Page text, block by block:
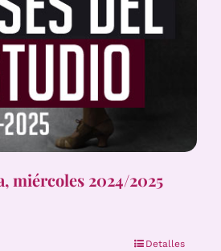
miércoles 2024/2025
Detalles